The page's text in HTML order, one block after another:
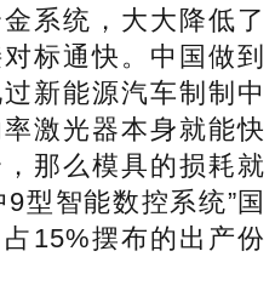
系统，大大降低了
标通快。中国做到
新能源汽车制制中
激光器本身就能快
那么模具的损耗就
型智能数控系统”国
15%摆布的出产份